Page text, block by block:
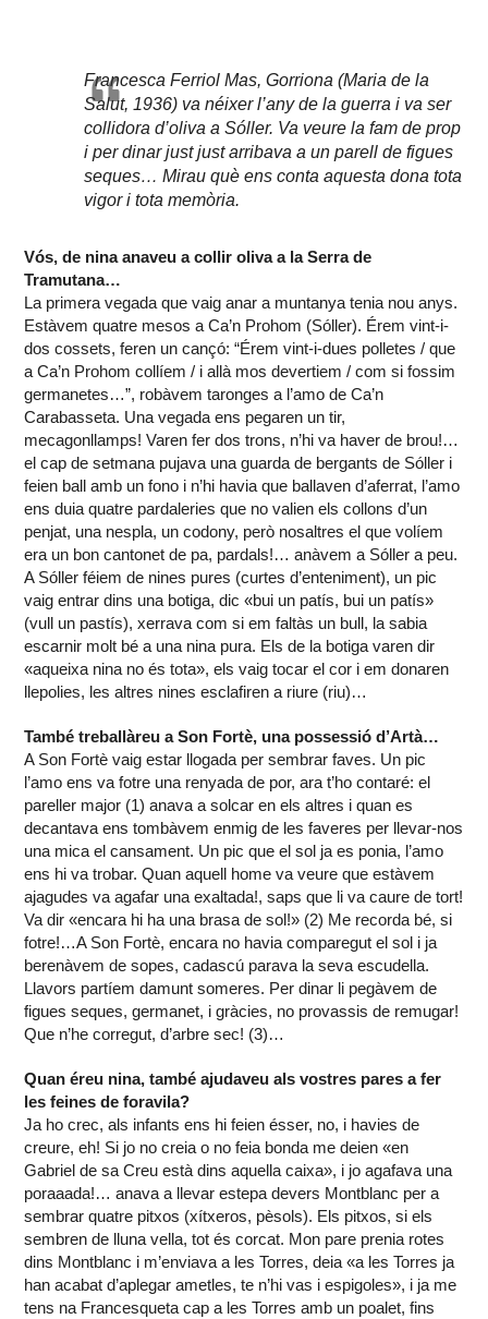
Francesca Ferriol Mas, Gorriona (Maria de la
Salut, 1936) va néixer l’any de la guerra i va ser
collidora d’oliva a Sóller. Va veure la fam de prop
i per dinar just just arribava a un parell de figues
seques… Mirau què ens conta aquesta dona tota
vigor i tota memòria.
Vós, de nina anaveu a collir oliva a la Serra de
Tramutana…
La primera vegada que vaig anar a muntanya tenia nou anys.
Estàvem quatre mesos a Ca’n Prohom (Sóller). Érem vint-i-
dos cossets, feren un cançó: “Érem vint-i-dues polletes / que
a Ca’n Prohom collíem / i allà mos devertiem / com si fossim
germanetes…”, robàvem taronges a l’amo de Ca’n
Carabasseta. Una vegada ens pegaren un tir,
mecagonllamps! Varen fer dos trons, n’hi va haver de brou!…
el cap de setmana pujava una guarda de bergants de Sóller i
feien ball amb un fono i n’hi havia que ballaven d’aferrat, l’amo
ens duia quatre pardaleries que no valien els collons d’un
penjat, una nespla, un codony, però nosaltres el que volíem
era un bon cantonet de pa, pardals!… anàvem a Sóller a peu.
A Sóller féiem de nines pures (curtes d’enteniment), un pic
vaig entrar dins una botiga, dic «bui un patís, bui un patís»
(vull un pastís), xerrava com si em faltàs un bull, la sabia
escarnir molt bé a una nina pura. Els de la botiga varen dir
«aqueixa nina no és tota», els vaig tocar el cor i em donaren
llepolies, les altres nines esclafiren a riure (riu)…
També treballàreu a Son Fortè, una possessió d’Artà…
A Son Fortè vaig estar llogada per sembrar faves. Un pic
l’amo ens va fotre una renyada de por, ara t’ho contaré: el
pareller major (1) anava a solcar en els altres i quan es
decantava ens tombàvem enmig de les faveres per llevar-nos
una mica el cansament. Un pic que el sol ja es ponia, l’amo
ens hi va trobar. Quan aquell home va veure que estàvem
ajagudes va agafar una exaltada!, saps que li va caure de tort!
Va dir «encara hi ha una brasa de sol!» (2) Me recorda bé, si
fotre!…A Son Fortè, encara no havia comparegut el sol i ja
berenàvem de sopes, cadascú parava la seva escudella.
Llavors partíem damunt someres. Per dinar li pegàvem de
figues seques, germanet, i gràcies, no provassis de remugar!
Que n’he corregut, d’arbre sec! (3)…
Quan éreu nina, també ajudaveu als vostres pares a fer
les feines de foravila?
Ja ho crec, als infants ens hi feien ésser, no, i havies de
creure, eh! Si jo no creia o no feia bonda me deien «en
Gabriel de sa Creu està dins aquella caixa», i jo agafava una
poraaada!… anava a llevar estepa devers Montblanc per a
sembrar quatre pitxos (xítxeros, pèsols). Els pitxos, si els
sembren de lluna vella, tot és corcat. Mon pare prenia rotes
dins Montblanc i m’enviava a les Torres, deia «a les Torres ja
han acabat d’aplegar ametles, te n’hi vas i espigoles», i ja me
tens na Francesqueta cap a les Torres amb un poalet, fins